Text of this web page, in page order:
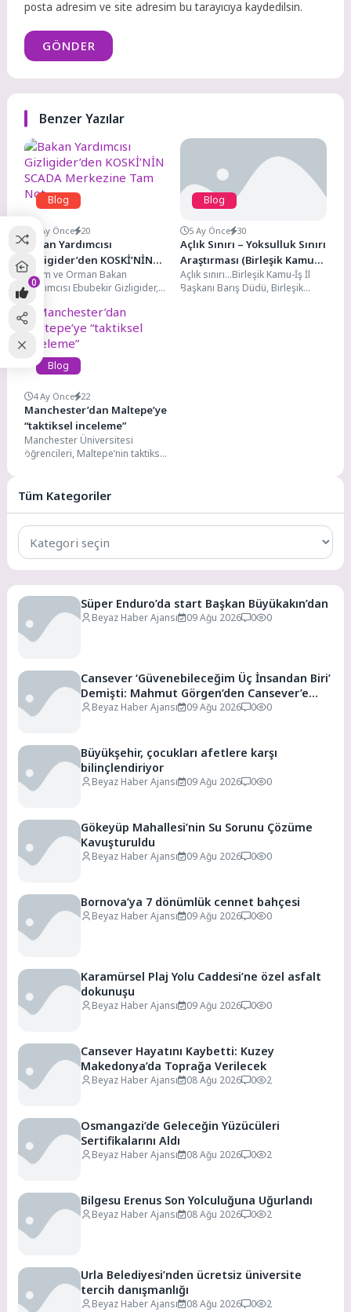
posta adresim ve site adresim bu tarayıcıya kaydedilsin.
GÖNDER
Benzer Yazılar
Blog
4 Ay Önce 20
Bakan Yardımcısı
Gizligider’den KOSKİ’NİN
SCADA Merkezine Tam Not
Tarım ve Orman Bakan
Yardımcısı Ebubekir Gizligider,
Konya Büyükşehir Belediyesi
KOSKİ Genel Müdürlüğü
bünyesinde faaliyet...
Blog
5 Ay Önce 30
Açlık Sınırı – Yoksulluk Sınırı
Araştırması (Birleşik Kamu-
İş)
Açlık sınırı…Birleşik Kamu-İş İl
Başkanı Barış Düdü, Birleşik
Blog
4 Ay Önce 22
Manchester’dan Maltepe’ye
“taktiksel inceleme”
Manchester Üniversitesi
öğrencileri, Maltepe’nin taktiksel
Altayçeşme ve Yalı mahallelerine
Tüm Kategoriler
Tüm
Kategoriler
Süper Enduro’da start Başkan Büyükakın’dan
Beyaz Haber Ajansı 09 Ağu 2026 0 0
Cansever ‘Güvenebileceğim Üç İnsandan Biri’
Demişti: Mahmut Görgen’den Cansever’e
Duygusal Veda
Beyaz Haber Ajansı 09 Ağu 2026 0 0
Büyükşehir, çocukları afetlere karşı
bilinçlendiriyor
Beyaz Haber Ajansı 09 Ağu 2026 0 0
Gökeyüp Mahallesi’nin Su Sorunu Çözüme
Kavuşturuldu
Beyaz Haber Ajansı 09 Ağu 2026 0 0
Bornova’ya 7 dönümlük cennet bahçesi
Beyaz Haber Ajansı 09 Ağu 2026 0 0
Karamürsel Plaj Yolu Caddesi’ne özel asfalt
dokunuşu
Beyaz Haber Ajansı 09 Ağu 2026 0 0
Cansever Hayatını Kaybetti: Kuzey
Makedonya’da Toprağa Verilecek
Beyaz Haber Ajansı 08 Ağu 2026 0 2
Osmangazi’de Geleceğin Yüzücüleri
Sertifikalarını Aldı
Beyaz Haber Ajansı 08 Ağu 2026 0 2
Bilgesu Erenus Son Yolculuğuna Uğurlandı
Beyaz Haber Ajansı 08 Ağu 2026 0 2
Urla Belediyesi’nden ücretsiz üniversite
tercih danışmanlığı
Beyaz Haber Ajansı 08 Ağu 2026 0 2
0